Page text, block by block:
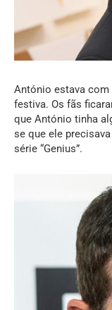
António estava
festiva. Os fãs
que António tinha
se que ele
série “Genius”.